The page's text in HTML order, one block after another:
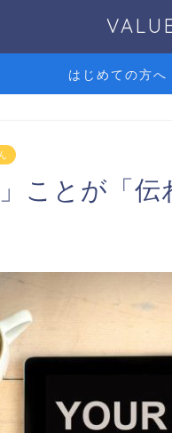
はじめての方へ
」ことが「